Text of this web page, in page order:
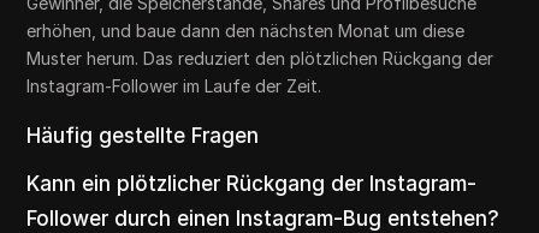
erhöhen, und baue dann den nächsten Monat um diese
Muster herum. Das reduziert den plötzlichen Rückgang der
Instagram-Follower im Laufe der Zeit.
Häufig gestellte Fragen
Kann ein plötzlicher Rückgang der Instagram-
Follower durch einen Instagram-Bug entstehen?